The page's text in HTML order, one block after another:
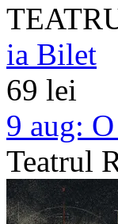
ia Bilet
69 lei
9 aug:
Teatrul